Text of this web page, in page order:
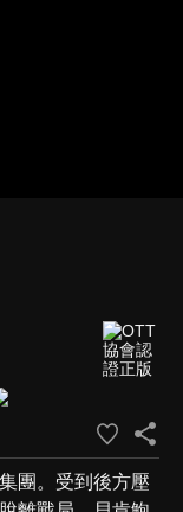
團。受到後方壓